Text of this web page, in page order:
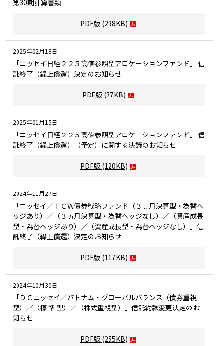
確定拠出年金について
確定拠出年金制度について
確定拠出年金での商品の選び方について
確定拠出年金 基準価額一覧
サステナブル投資
日本版スチュワードシップ・コードへの対応
ESGへの取り組み
議決権行使について
国内株式議決権行使の方針と判断基準
採用情報
公式キャラクターのご紹介
資産形成はじめるなら
第30期計算書類
PDF版 (298KB)
2025年02月18日
「ニッセイ日経２２５高値参照型アロケーションファンド」 信
託終了（繰上償還）決定のお知らせ
PDF版 (77KB)
2025年01月15日
「ニッセイ日経２２５高値参照型アロケーションファンド」 信
託終了（繰上償還）（予定）に関する決議のお知らせ
PDF版 (120KB)
2024年11月27日
「ニッセイ／ＴＣＷ債券戦略ファンド（３ヵ月決算型・為替ヘ
ッジあり）／（３ヵ月決算型・為替ヘッジなし）／（資産成長
型・為替ヘッジあり）／（資産成長型・為替ヘッジなし）」信
託終了（繰上償還）決定のお知らせ
PDF版 (117KB)
2024年10月30日
「ＤＣニッセイ／パトナム・グローバルバランス（債券重視
型）／（標 準 型）／（株式重視型）」信託約款変更決定のお
知らせ
PDF版 (255KB)